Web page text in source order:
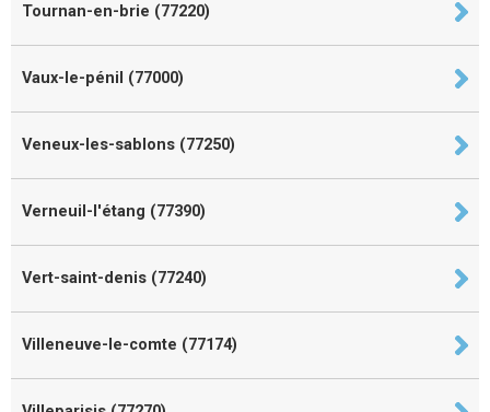
Tournan-en-brie (77220)
Vaux-le-pénil (77000)
Veneux-les-sablons (77250)
Verneuil-l'étang (77390)
Vert-saint-denis (77240)
Villeneuve-le-comte (77174)